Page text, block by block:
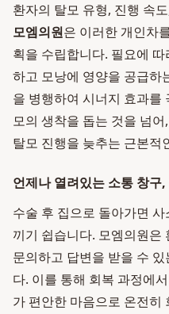
환자의 탈모 유형, 진행 속
모엠의원은 이러한 개인차
획을 수립합니다. 필요에
하고 모낭에 영양을 공급하
을 병행하여 시너지 효과를
모의 생착을 돕는 것을 넘
탈모 진행을 늦추는 근본적
언제나 열려있는 소통 창구
수술 후 집으로 돌아가면
끼기 쉽습니다. 모엠의원은
문의하고 답변을 받을 수
다. 이를 통해 회복 과정에
가 편안한 마음으로 온전히